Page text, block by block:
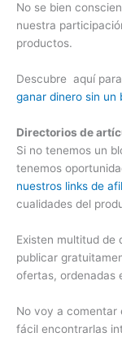
No se bien
nuestra
productos.
Descubre aquí para
ganar dinero sin un
Directorios de
Si no tenemos un
tenemos
nuestros links de
cualidades del
Existen multitud de
publicar
ofertas, ordenadas
No voy a comentar
fácil encontrarlas